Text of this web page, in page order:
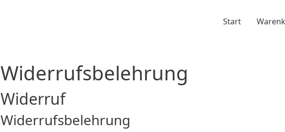
Start
Widerrufsbelehrung
Widerruf
Widerrufsbelehrung